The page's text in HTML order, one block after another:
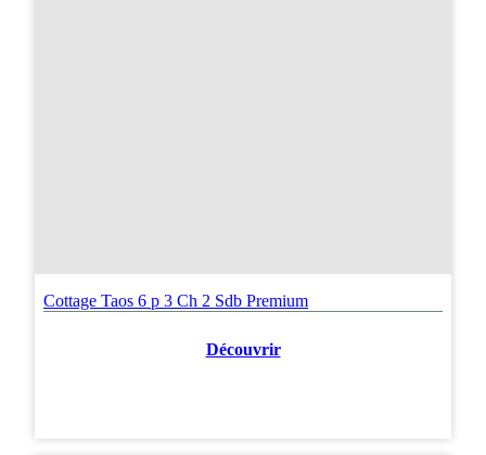
Cottage Taos 6 p 3 Ch 2 Sdb Premium
Découvrir